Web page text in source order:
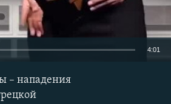
4:01
– нападения